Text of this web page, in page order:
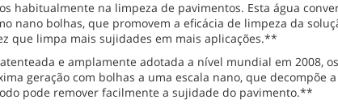
habitualmente na limpeza de pavimentos. Esta água
nano bolhas, que promovem a eficácia de limpeza da
que limpa mais sujidades em mais aplicações.**
e amplamente adotada a nível mundial em 2008,
geração com bolhas a uma escala nano, que
pode remover facilmente a sujidade do pavimento.**